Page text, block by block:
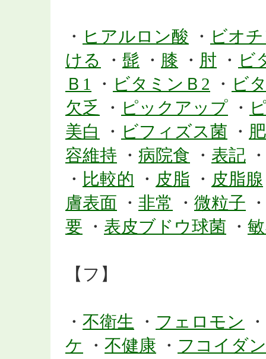
・ ヒアルロン酸 ・ ビオ
ける
・ 髭 ・ 膝 ・ 肘 ・ ビ
Ｂ1
・ ビタミンＢ2 ・ ビ
欠乏
・ ピックアップ ・
美白
・ ビフィズス菌 ・
容維持 ・ 病院食 ・ 表記
・ 比較的 ・ 皮脂 ・ 皮脂腺
膚表面 ・ 非常 ・ 微粒子
要 ・ 表皮ブドウ球菌 ・
【フ】
・ 不衛生 ・ フェロモン ・
ケ ・ 不健康 ・ フコイダン